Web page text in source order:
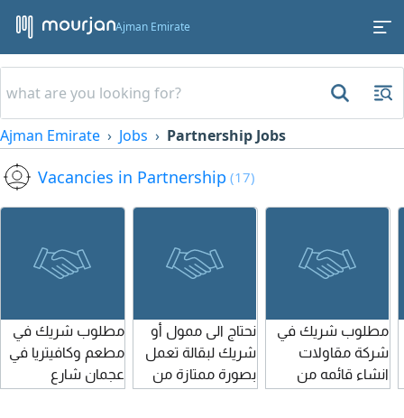
Ajman Emirate
Ajman Emirate Jobs Partnership Jobs
Vacancies in Partnership (17)
مطلوب شريك في
مطعم وكافيتريا في
عجمان شارع
النعيمية بالقرب من
نحتاج الى ممول أو
شريك لبقالة تعمل
بصورة ممتازة من
2018 جميع
مطلوب شريك في
شركة مقاولات
انشاء قائمه من
2011 في إمارة